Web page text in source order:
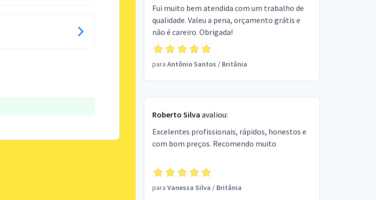
Fui muito bem atendida com um trabalho de
qualidade. Valeu a pena, orçamento grátis e
não é careiro. Obrigada!
para Antônio Santos / Britânia
Roberto Silva avaliou:
Excelentes profissionais, rápidos, honestos e
com bom preços. Recomendo muito
para Vanessa Silva / Britânia